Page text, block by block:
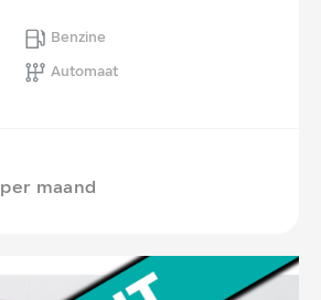
Benzine
Automaat
per maand